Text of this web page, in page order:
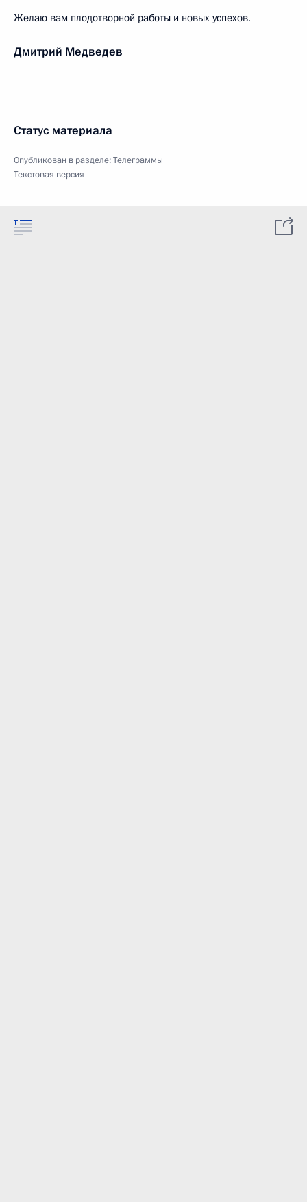
Желаю вам плодотворной работы и новых успехов.
Дмитрий Медведев
Статус материала
Опубликован в разделе:Телеграммы
Текстовая версия